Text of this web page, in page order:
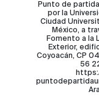
Punto de
por la
Ciudad
México, a
Fomento a la
Exterior,
Coyoacán, CP
56